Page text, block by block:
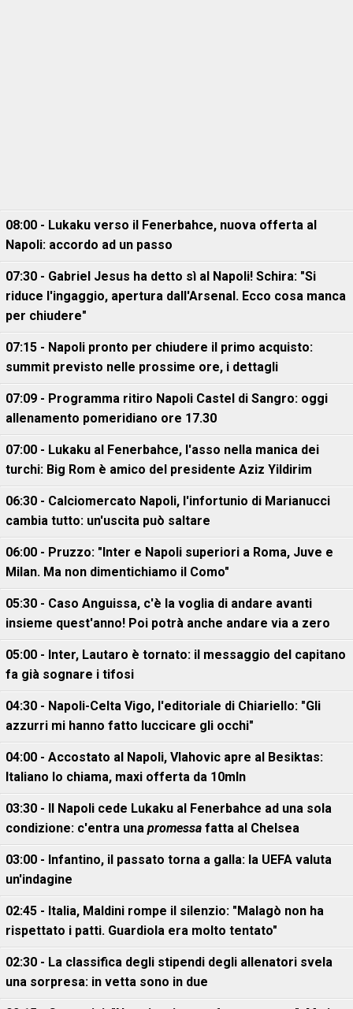
08:00 - Lukaku verso il Fenerbahce, nuova offerta al
Napoli: accordo ad un passo
07:30 - Gabriel Jesus ha detto sì al Napoli! Schira: "Si
riduce l'ingaggio, apertura dall'Arsenal. Ecco cosa manca
per chiudere"
07:15 - Napoli pronto per chiudere il primo acquisto:
summit previsto nelle prossime ore, i dettagli
07:09 - Programma ritiro Napoli Castel di Sangro: oggi
allenamento pomeridiano ore 17.30
07:00 - Lukaku al Fenerbahce, l'asso nella manica dei
turchi: Big Rom è amico del presidente Aziz Yildirim
06:30 - Calciomercato Napoli, l'infortunio di Marianucci
cambia tutto: un'uscita può saltare
06:00 - Pruzzo: "Inter e Napoli superiori a Roma, Juve e
Milan. Ma non dimentichiamo il Como"
05:30 - Caso Anguissa, c'è la voglia di andare avanti
insieme quest'anno! Poi potrà anche andare via a zero
05:00 - Inter, Lautaro è tornato: il messaggio del capitano
fa già sognare i tifosi
04:30 - Napoli-Celta Vigo, l'editoriale di Chiariello: "Gli
azzurri mi hanno fatto luccicare gli occhi"
04:00 - Accostato al Napoli, Vlahovic apre al Besiktas:
Italiano lo chiama, maxi offerta da 10mln
03:30 - Il Napoli cede Lukaku al Fenerbahce ad una sola
condizione: c'entra una promessa fatta al Chelsea
03:00 - Infantino, il passato torna a galla: la UEFA valuta
un'indagine
02:45 - Italia, Maldini rompe il silenzio: "Malagò non ha
rispettato i patti. Guardiola era molto tentato"
02:30 - La classifica degli stipendi degli allenatori svela
una sorpresa: in vetta sono in due